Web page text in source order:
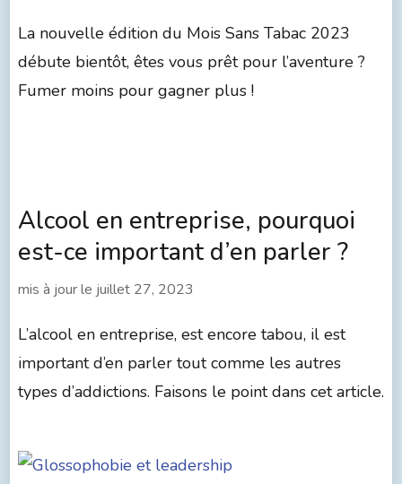
La nouvelle édition du Mois Sans Tabac 2023
débute bientôt, êtes vous prêt pour l’aventure ?
Fumer moins pour gagner plus !
Alcool en entreprise, pourquoi
est-ce important d’en parler ?
mis à jour le juillet 27, 2023
L’alcool en entreprise, est encore tabou, il est
important d’en parler tout comme les autres
types d’addictions. Faisons le point dans cet article.